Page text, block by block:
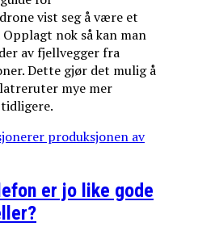
vist seg å være et
nok så kan man
av fjellvegger fra
Dette gjør det mulig å
mye mer
produksjonen av
er jo like gode